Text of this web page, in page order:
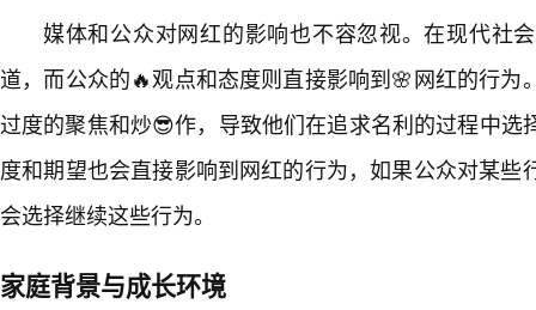
媒体和公众对网红的影响也不容忽视。在现代社
道，而公众的🔥观点和态度则直接影响到🌸网红的行为
过度的聚焦和炒😎作，导致他们在追求名利的过程中选
度和期望也会直接影响到网红的行为，如果公众对某些
会选择继续这些行为。
家庭背景与成长环境